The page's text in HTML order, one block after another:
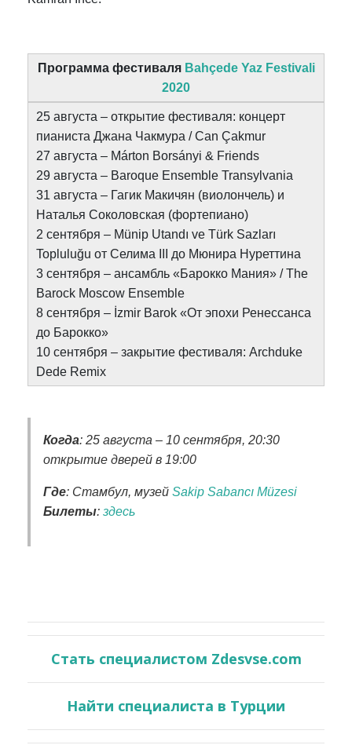
Программа фестиваля Bahçede Yaz Festivali
2020
25 августа – открытие фестиваля: концерт
пианиста Джана Чакмура / Can Çakmur
27 августа – Márton Borsányi & Friends
29 августа – Baroque Ensemble Transylvania
31 августа – Гагик Макичян (виолончель) и
Наталья Соколовская (фортепиано)
2 сентября – Münip Utandı ve Türk Sazları
Topluluğu от Селима III до Мюнира Нуреттина
3 сентября – ансамбль «Барокко Мания» / The
Barock Moscow Ensemble
8 сентября – İzmir Barok «От эпохи Ренессанса
до Барокко»
10 сентября – закрытие фестиваля: Archduke
Dede Remix
Когда: 25 августа – 10 сентября, 20:30
открытие дверей в 19:00
Где: Стамбул, музей Sakip Sabancı Müzesi
Билеты: здесь
Стать специалистом Zdesvse.com
Найти специалиста в Турции